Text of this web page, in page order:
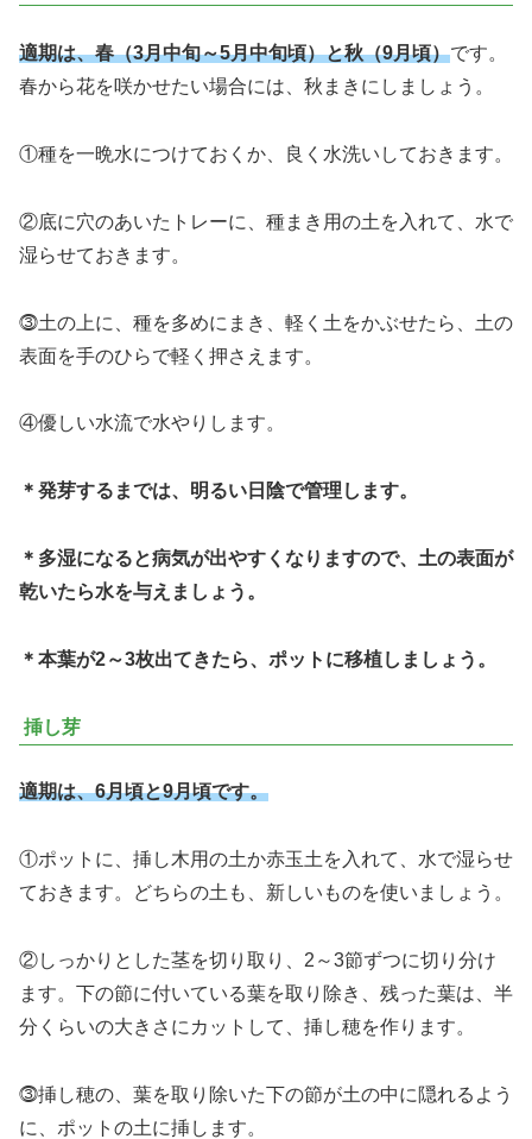
適期は、春（3月中旬～5月中旬頃）と秋（9月頃）です。
春から花を咲かせたい場合には、秋まきにしましょう。
①種を一晩水につけておくか、良く水洗いしておきます。
②底に穴のあいたトレーに、種まき用の土を入れて、水で
湿らせておきます。
⓷土の上に、種を多めにまき、軽く土をかぶせたら、土の
表面を手のひらで軽く押さえます。
④優しい水流で水やりします。
＊発芽するまでは、明るい日陰で管理します。
＊多湿になると病気が出やすくなりますので、土の表面が
乾いたら水を与えましょう。
＊本葉が2～3枚出てきたら、ポットに移植しましょう。
挿し芽
適期は、6月頃と9月頃です。
①ポットに、挿し木用の土か赤玉土を入れて、水で湿らせ
ておきます。どちらの土も、新しいものを使いましょう。
②しっかりとした茎を切り取り、2～3節ずつに切り分け
ます。下の節に付いている葉を取り除き、残った葉は、半
分くらいの大きさにカットして、挿し穂を作ります。
⓷挿し穂の、葉を取り除いた下の節が土の中に隠れるよう
に、ポットの土に挿します。